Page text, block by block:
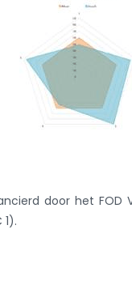
door het FOD